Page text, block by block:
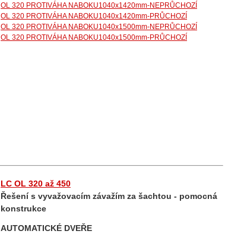
OL 320 PROTIVÁHA NABOKU1040x1420mm-NEPRŮCHOZÍ
OL 320 PROTIVÁHA NABOKU1040x1420mm-PRŮCHOZÍ
OL 320 PROTIVÁHA NABOKU1040x1500mm-NEPRŮCHOZÍ
OL 320 PROTIVÁHA NABOKU1040x1500mm-PRŮCHOZÍ
LC OL 320 až 450
Řešení s vyvažovacím závažím za šachtou - pomocná
konstrukce
AUTOMATICKÉ DVEŘE